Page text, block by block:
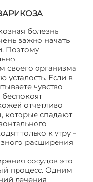
болезнь
важно начать
Поэтому
своего организма
усталость. Если в
чувство
беспокоят
отчетливо
которые спадают
только к утру –
расширения
сосудов это
процесс. Одним
лечения